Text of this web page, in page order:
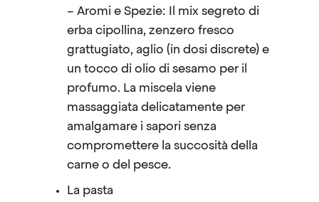
– Aromi e Spezie: Il mix segreto di
erba cipollina, zenzero fresco
grattugiato, aglio (in dosi discrete) e
un tocco di olio di sesamo per il
profumo. La miscela viene
massaggiata delicatamente per
amalgamare i sapori senza
compromettere la succosità della
carne o del pesce.
La pasta